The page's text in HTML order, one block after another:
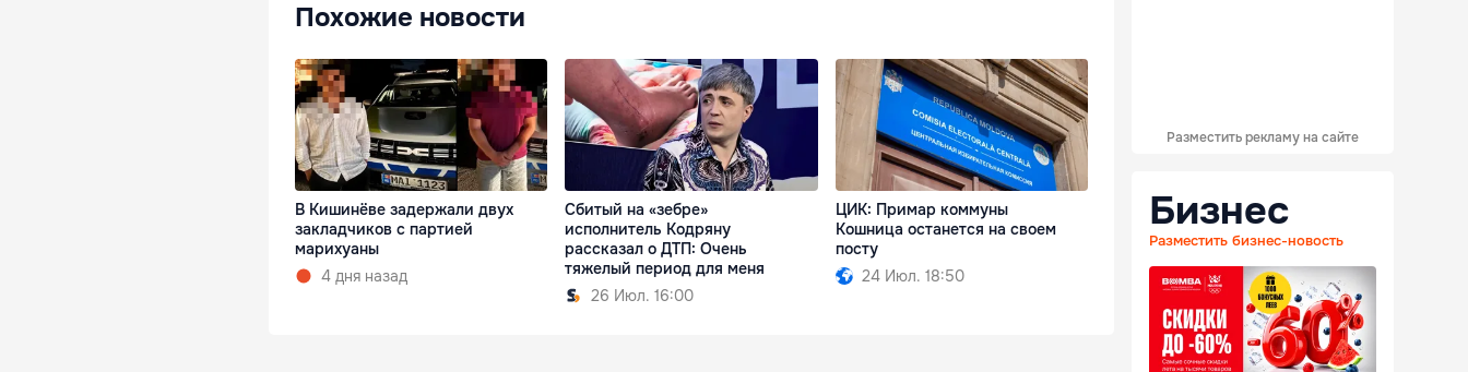
Похожие новости
В Кишинёве задержали двух
закладчиков с партией
марихуаны
4 дня назад
Сбитый на «зебре»
исполнитель Кодряну
рассказал о ДТП: Очень
тяжелый период для меня
26 Июл. 16:00
ЦИК: Примар коммуны
Кошница останется на своем
посту
24 Июл. 18:50
Разместить рекламу на сайте
Бизнес
Разместить бизнес-новость